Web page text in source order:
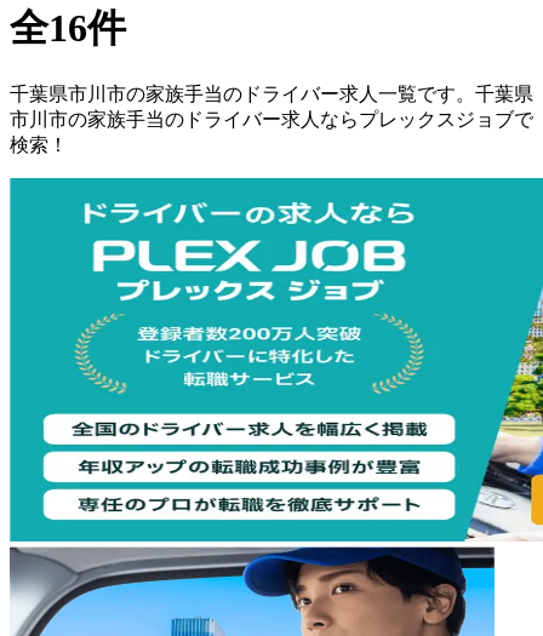
全16件
千葉県市川市の家族手当の ドライバー求人一覧です。 千葉県
市川市の家族手当の ドライバー求人ならプレックスジョブで
検索！